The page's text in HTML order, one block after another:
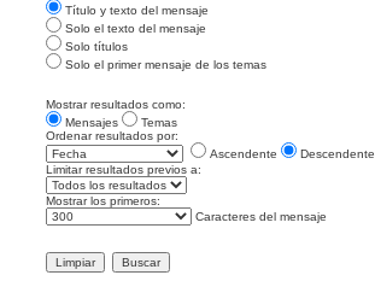
Título y texto del mensaje
Solo el texto del mensaje
Solo títulos
Solo el primer mensaje de los temas
Mostrar resultados como:
Mensajes
Temas
Ordenar resultados por:
Ascendente
Descendente
Limitar resultados previos a:
Mostrar los primeros:
Caracteres del mensaje